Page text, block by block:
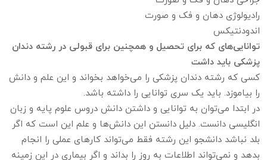
رادیولوژی دهان و فک و صورت
اندودنتیکس
توانایی‌های که برای تحصیل و همچنین برای قبولی در رشته دندان
پزشکی باید داشت
کسی که رشته دندان پزشکی را می‌خواهد بخواند و این علم و دانش
را بیاموزد. باید یک سری توانایی را داشته باشد.
در ابتدا می‌توان به توانایی و داشتن دانش دروس علوم پایه و زبان
انگلیسی دانست. دلیل دانستن این دانش‌ها و علم این است که اگر
بلد نباشد دانشجو این رشته فقط می‌تواند کارهای عملی را انجام
بدهد و نمی‌تواند اطلاعات به روز را بداند و اگر بیماری در این زمینه